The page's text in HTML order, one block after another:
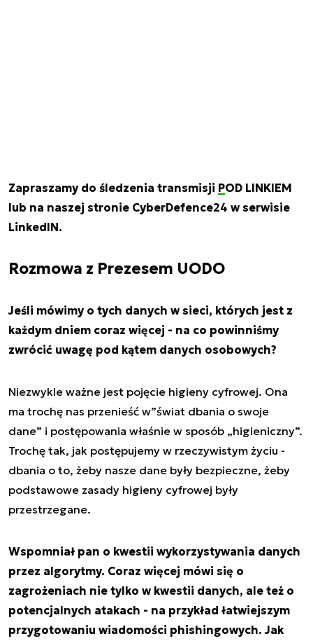
Zapraszamy do śledzenia transmisji POD LINKIEM
lub na naszej stronie CyberDefence24 w serwisie
LinkedIN.
Rozmowa z Prezesem UODO
Jeśli mówimy o tych danych w sieci, których jest z
każdym dniem coraz więcej - na co powinniśmy
zwrócić uwagę pod kątem danych osobowych?
Niezwykle ważne jest pojęcie higieny cyfrowej. Ona
ma trochę nas przenieść w”świat dbania o swoje
dane” i postępowania właśnie w sposób „higieniczny”.
Trochę tak, jak postępujemy w rzeczywistym życiu -
dbania o to, żeby nasze dane były bezpieczne, żeby
podstawowe zasady higieny cyfrowej były
przestrzegane.
Wspomniał pan o kwestii wykorzystywania danych
przez algorytmy. Coraz więcej mówi się o
zagrożeniach nie tylko w kwestii danych, ale też o
potencjalnych atakach - na przykład łatwiejszym
przygotowaniu wiadomości phishingowych. Jak